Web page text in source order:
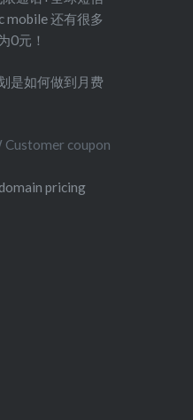
mobile 还有很多
0元！
是如何做到月费
Customer coupon
pricing